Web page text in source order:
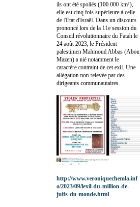
ils ont été spoliés (100 000 km²),
elle est cinq fois supérieure à celle
de l'Etat d'Israël. Dans un discours
prononcé lors de la 11e session du
Conseil révolutionnaire du Fatah le
24 août 2023, le Président
palestinien Mahmoud Abbas (Abou
Mazen) a nié notamment le
caractère contraint de cet exil. Une
allégation non relevée par des
dirigeants communautaires.
http://www.veroniquechemla.inf
o/2023/09/lexil-du-million-de-
juifs-du-monde.html